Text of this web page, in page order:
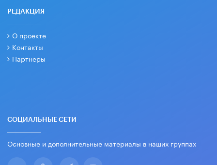
РЕДАКЦИЯ
О проекте
Контакты
Партнеры
СОЦИАЛЬНЫЕ СЕТИ
Основные и дополнительные материалы в наших группах